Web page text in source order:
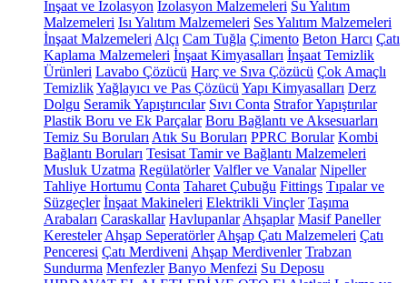
İnşaat ve İzolasyon İzolasyon Malzemeleri Su Yalıtım
Malzemeleri Isı Yalıtım Malzemeleri Ses Yalıtım Malzemeleri
İnşaat Malzemeleri Alçı Cam Tuğla Çimento Beton Harcı Çatı
Kaplama Malzemeleri İnşaat Kimyasalları İnşaat Temizlik
Ürünleri Lavabo Çözücü Harç ve Sıva Çözücü Çok Amaçlı
TemizlikYağlayıcı ve Pas Çözücü Yapı Kimyasalları Derz
Dolgu Seramik Yapıştırıcılar Sıvı Conta Strafor Yapıştırılar
Plastik Boru ve Ek Parçalar Boru Bağlantı ve Aksesuarları
Temiz Su Boruları Atık Su Boruları PPRC Borular Kombi
Bağlantı Boruları Tesisat Tamir ve Bağlantı Malzemeleri
Musluk Uzatma Regülatörler Valfler ve Vanalar Nipeller
Tahliye Hortumu Conta Taharet Çubuğu Fittings Tıpalar ve
Süzgeçler İnşaat Makineleri Elektrikli Vinçler Taşıma
Arabaları Caraskallar Havlupanlar Ahşaplar Masif Paneller
Keresteler Ahşap Seperatörler Ahşap Çatı Malzemeleri Çatı
Penceresi Çatı Merdiveni Ahşap Merdivenler Trabzan
Sundurma Menfezler Banyo Menfezi Su Deposu